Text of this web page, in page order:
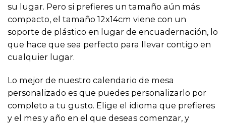
su lugar. Pero si prefieres un tamaño aún más
compacto, el tamaño 12x14cm viene con un
soporte de plástico en lugar de encuadernación, lo
que hace que sea perfecto para llevar contigo en
cualquier lugar.
Lo mejor de nuestro calendario de mesa
personalizado es que puedes personalizarlo por
completo a tu gusto. Elige el idioma que prefieres
y el mes y año en el que deseas comenzar, y